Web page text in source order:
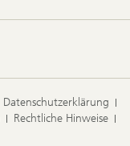
Datenschutzerklärung
Rechtliche Hinweise